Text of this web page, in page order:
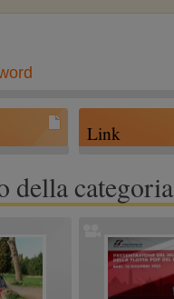
Link
della categoria